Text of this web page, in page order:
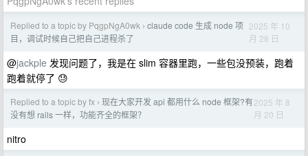
Replied to a topic by PqgpNgA0wk › claude code 生成 node 项
目，调试时候自己把自己进程杀了
2025 年 10
月 28 日
@jackple 发现问题了，我是在 slim 容器里跑，一些包没预装，跑着
跑着就停了 😓
Replied to a topic by fx › 现在大家开发 api 都用什么 node 框架?有
没有想 rails 一样，功能齐全的框架？
2025 年 8
月 20 日
nitro